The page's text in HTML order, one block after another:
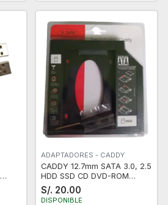
ADAPTADORES - CADDY
CADDY 12.7mm SATA 3.0, 2.5
HDD SSD CD DVD-ROM
Laptop
S/. 20.00
DISPONIBLE